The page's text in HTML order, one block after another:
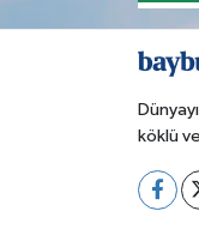
köklü